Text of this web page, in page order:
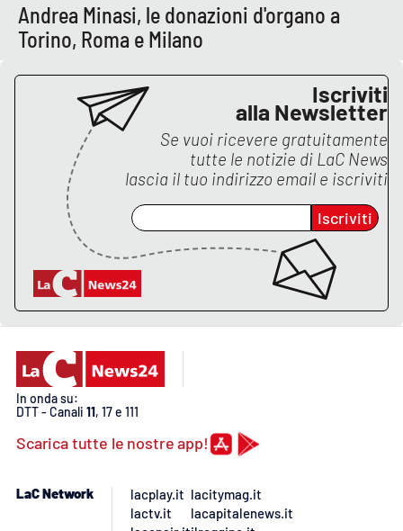
Storie
NETWORK
Lacplay.it
Lactv.it
Laconair.it
Lacitymag.it
Lacapitalenews.it
Ilreggino.it
Cosenzachannel.it
Ilvibonese.it
Catanzarochannel.it
Andrea Minasi, le donazioni d'organo a
Torino, Roma e Milano
Iscriviti
alla Newsletter
Se vuoi ricevere gratuitamente
tutte le notizie di LaC News
lascia il tuo indirizzo email e iscriviti
Iscriviti
In onda su:
DTT - Canali 11, 17 e 111
Scarica tutte le nostre app!
LaC Network
lacplay.it
lactv.it
lacitymag.it
lacapitalenews.it